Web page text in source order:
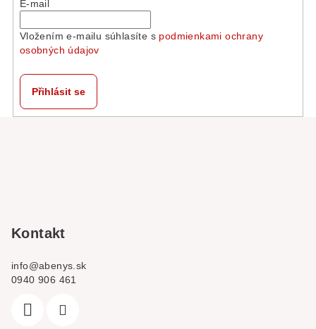
E-mail
Vložením e-mailu súhlasíte s podmienkami ochrany
osobných údajov
Přihlásit se
Kontakt
info@abenys.sk
0940 906 461